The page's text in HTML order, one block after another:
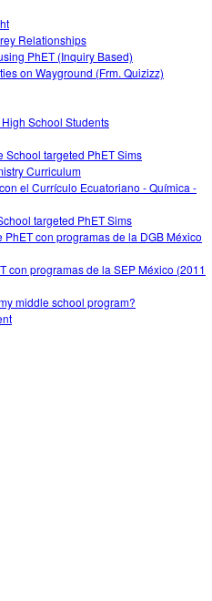
Relationships
PhET (Inquiry Based)
on Wayground (Frm. Quizizz)
School Students
School targeted PhET Sims
Curriculum
el Currículo Ecuatoriano - Química -
targeted PhET Sims
PhET con programas de la DGB México
con programas de la SEP México (2011
middle school program?